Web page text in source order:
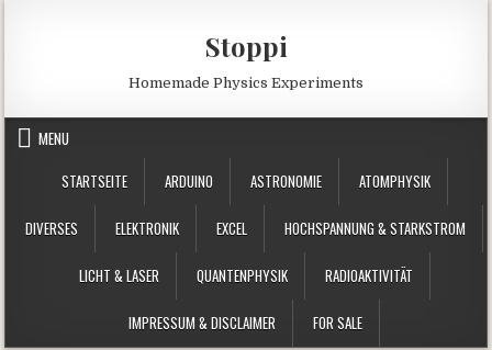
Stoppi
Homemade Physics Experiments
MENU
STARTSEITE
ARDUINO ASTRONOMIE ATOMPHYSIK
DIVERSES ELEKTRONIK EXCEL HOCHSPANNUNG & STARKSTROM
LICHT & LASER QUANTENPHYSIK RADIOAKTIVITÄT
IMPRESSUM & DISCLAIMER FOR SALE